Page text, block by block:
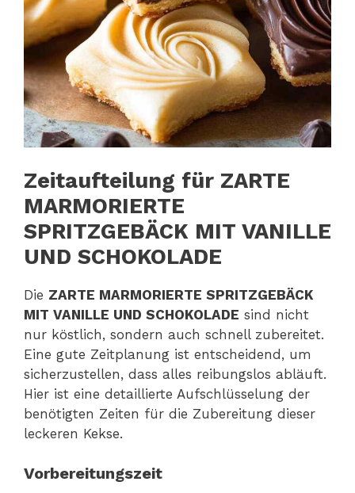
Zeitaufteilung für ZARTE
MARMORIERTE
SPRITZGEBÄCK MIT VANILLE
UND SCHOKOLADE
Die ZARTE MARMORIERTE SPRITZGEBÄCK
MIT VANILLE UND SCHOKOLADE sind nicht
nur köstlich, sondern auch schnell zubereitet.
Eine gute Zeitplanung ist entscheidend, um
sicherzustellen, dass alles reibungslos abläuft.
Hier ist eine detaillierte Aufschlüsselung der
benötigten Zeiten für die Zubereitung dieser
leckeren Kekse.
Vorbereitungszeit